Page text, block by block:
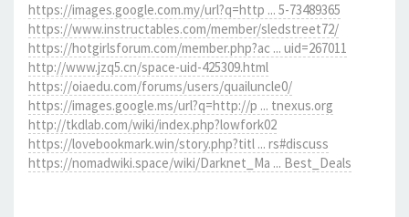
https://images.google.com.my/url?q=http ... 5-73489365
https://www.instructables.com/member/sledstreet72/
https://hotgirlsforum.com/member.php?ac ... uid=267011
http://www.jzq5.cn/space-uid-425309.html
https://oiaedu.com/forums/users/quailuncle0/
https://images.google.ms/url?q=http://p ... tnexus.org
http://tkdlab.com/wiki/index.php?lowfork02
https://lovebookmark.win/story.php?titl ... rs#discuss
https://nomadwiki.space/wiki/Darknet_Ma ... Best_Deals